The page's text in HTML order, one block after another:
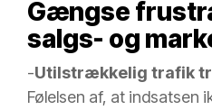
Gængse
salgs- og
-Utilstrækkelig trafik
Følelsen af, at indsatsen